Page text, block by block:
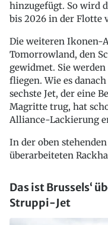
hinzugefügt. So wird
bis 2026 in der Flotte
Die weiteren Ikonen-
Tomorrowland, den
gewidmet. Sie
fliegen. Wie es
sechste Jet, der eine
Magritte trug, hat
Alliance-Lackierung
In der oben
überarbeiteten
Das ist Brussels‘
Struppi-Jet